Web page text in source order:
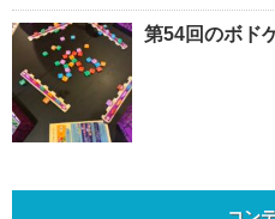
第54回のボド